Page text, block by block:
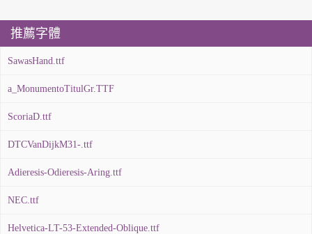
推薦字體
SawasHand.ttf
a_MonumentoTitulGr.TTF
ScoriaD.ttf
DTCVanDijkM31-.ttf
Adieresis-Odieresis-Aring.ttf
NEC.ttf
Helvetica-LT-53-Extended-Oblique.ttf